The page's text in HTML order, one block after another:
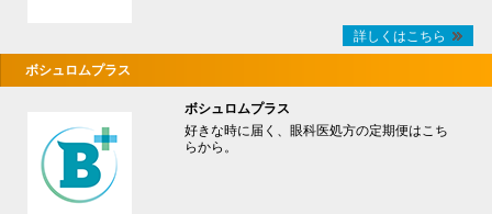
詳しくはこちら
ボシュロムプラス
ボシュロムプラス
好きな時に届く、眼科医処方の定期便はこち
らから。